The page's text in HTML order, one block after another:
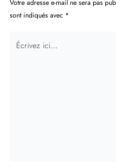
Votre adresse e-mail ne sera pas
sont indiqués avec *
ici…